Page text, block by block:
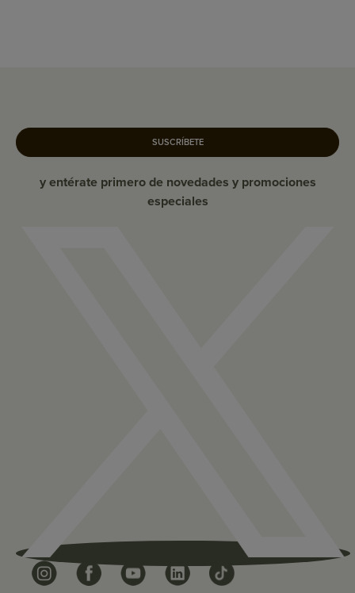
SUSCRÍBETE
y entérate primero de novedades y promociones
especiales